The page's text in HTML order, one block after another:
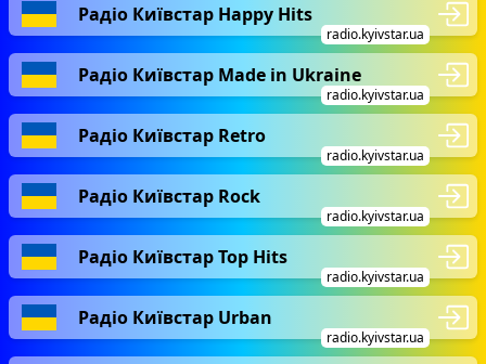
Радіо Київстар Happy Hits
radio.kyivstar.ua
Радіо Київстар Made in Ukraine
radio.kyivstar.ua
Радіо Київстар Retro
radio.kyivstar.ua
Радіо Київстар Rock
radio.kyivstar.ua
Радіо Київстар Top Hits
radio.kyivstar.ua
Радіо Київстар Urban
radio.kyivstar.ua